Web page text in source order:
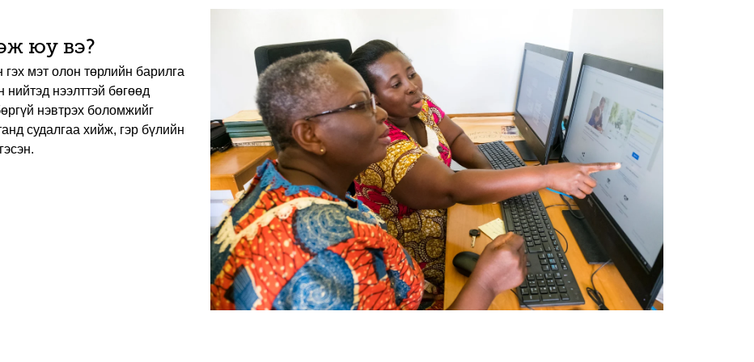
юу вэ?
мэт олон төрлийн барилга
нээлттэй бөгөөд
нэвтрэх боломжийг
судалгаа хийж, гэр бүлийн